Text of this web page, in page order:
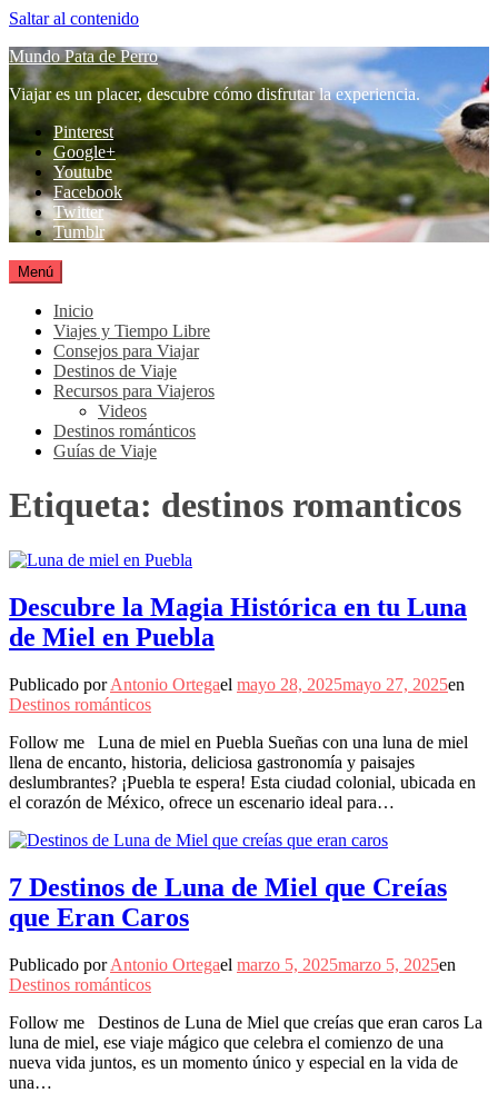
Saltar al contenido
Mundo Pata de Perro
Viajar es un placer, descubre cómo disfrutar la experiencia.
Pinterest
Google+
Youtube
Facebook
Twitter
Tumblr
Menú
Inicio
Viajes y Tiempo Libre
Consejos para Viajar
Destinos de Viaje
Recursos para Viajeros
Videos
Destinos románticos
Guías de Viaje
Etiqueta: destinos romanticos
Descubre la Magia Histórica en tu Luna
de Miel en Puebla
Publicado porAntonio Ortegael mayo 28, 2025mayo 27, 2025en
Destinos románticos
Follow me Luna de miel en Puebla Sueñas con una luna de miel
llena de encanto, historia, deliciosa gastronomía y paisajes
deslumbrantes? ¡Puebla te espera! Esta ciudad colonial, ubicada en
el corazón de México, ofrece un escenario ideal para…
7 Destinos de Luna de Miel que Creías
que Eran Caros
Publicado porAntonio Ortegael marzo 5, 2025marzo 5, 2025en
Destinos románticos
Follow me Destinos de Luna de Miel que creías que eran caros La
luna de miel, ese viaje mágico que celebra el comienzo de una
nueva vida juntos, es un momento único y especial en la vida de
una…